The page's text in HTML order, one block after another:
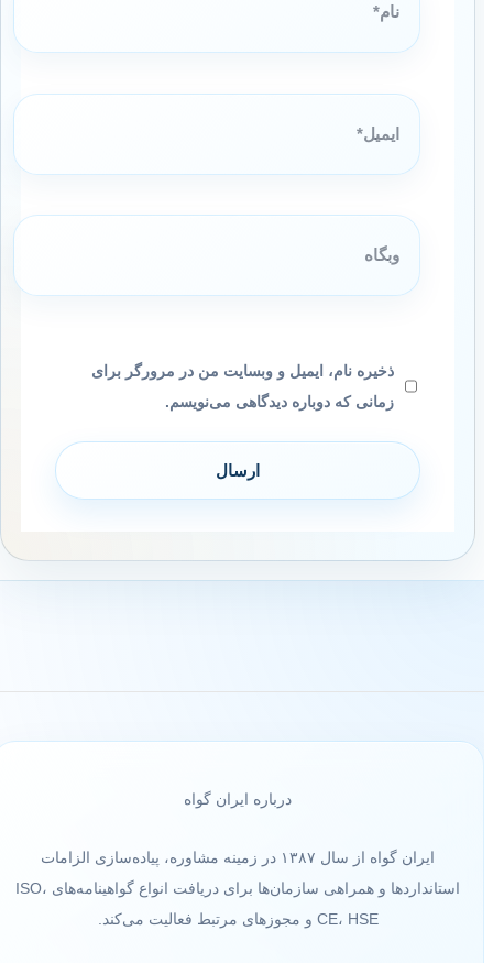
ایمیل*
وبگاه
ذخیره نام، ایمیل و وبسایت من در مرورگر برای
زمانی که دوباره دیدگاهی می‌نویسم.
درباره ایران گواه
ایران گواه از سال ۱۳۸۷ در زمینه مشاوره، پیاده‌سازی الزامات
استانداردها و همراهی سازمان‌ها برای دریافت انواع گواهینامه‌های ISO،
CE، HSE و مجوزهای مرتبط فعالیت می‌کند.